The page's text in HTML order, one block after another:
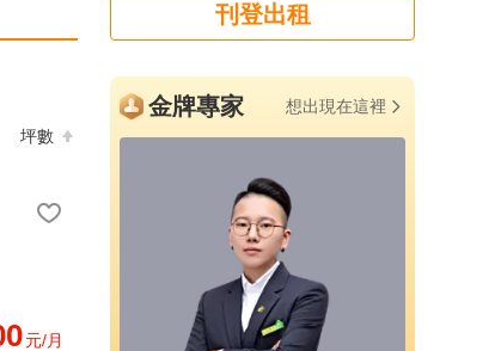
坪數
元/月
刊登出租
金牌專家 想出現在這裡